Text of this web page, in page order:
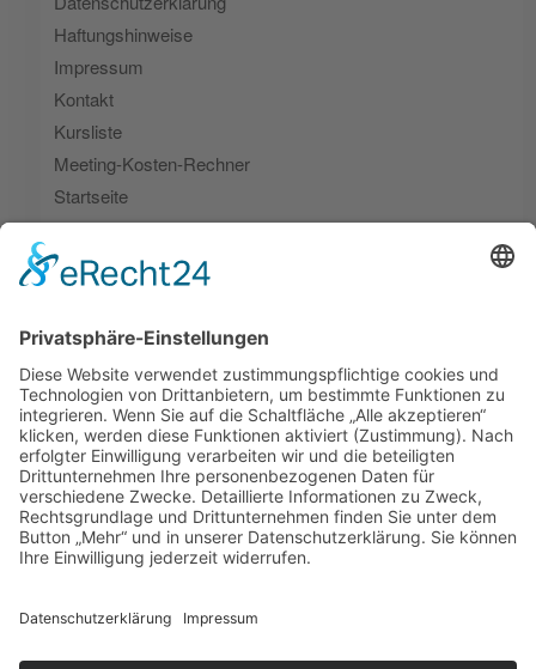
Haftungshinweise
Impressum
Kontakt
Kursliste
Meeting-Kosten-Rechner
Startseite
Themen-Webinare
Umsetzungsbegleitung
Zeitfresser | Live Ergebnis
Zeitfresser | Live-Vote
Zeitfresser Lösungsimpulse
Zeitfresser-Scanner
ZFCL – Danke-Seite
ZFCL – Download-Seite
Kategorien
Zeitfresser
Archiv